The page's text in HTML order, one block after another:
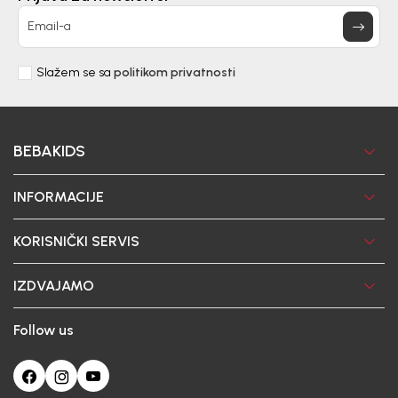
Email-a
Slažem se sa politikom privatnosti
BEBAKIDS
INFORMACIJE
KORISNIČKI SERVIS
IZDVAJAMO
Follow us